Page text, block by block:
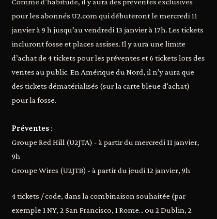
pour les abonnés U2.com qui débuteront le mercredi 11
janvier à 9 h jusqu’au vendredi 13 janvier à 17h. Les tickets
incluront fosse et places assises. Il y aura une limite
d’achat de 4 tickets pour les préventes et 6 tickets lors des
ventes au public. En Amérique du Nord, il n’y aura que
des tickets dématérialisés (sur la carte bleue d'achat)
pour la fosse.
Préventes :
Groupe Red Hill (U2JTA) - à partir du mercredi 11 janvier,
9h
Groupe Wires (U2JTB) - à partir du jeudi 12 janvier, 9h
4 tickets / code, dans la combinaison souhaitée (par
exemple 1 NY, 2 San Francisco, 1 Rome... ou 2 Dublin, 2